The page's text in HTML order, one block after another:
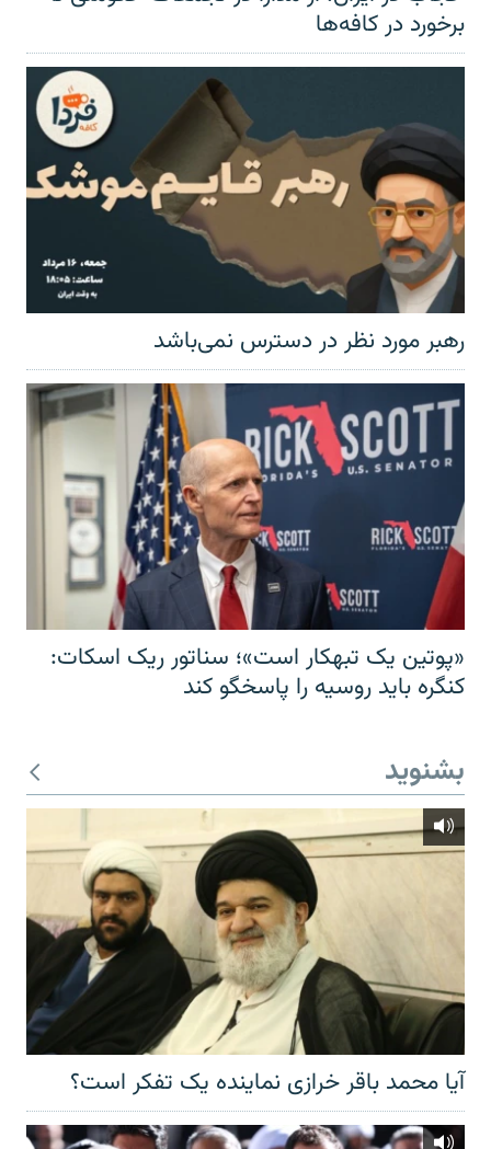
برخورد در کافه‌ها
رهبر مورد نظر در دسترس نمی‌باشد
«پوتین یک تبهکار است»؛ سناتور ریک اسکات:
کنگره باید روسیه را پاسخگو کند
بشنوید
آیا محمد باقر خرازی نماینده یک تفکر است؟